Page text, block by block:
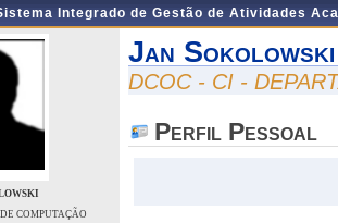
Integrado de Gestão de Atividades
COMPUTAÇÃO
Jan Sokolowski
DCOC - CI -
Perfil Pessoal